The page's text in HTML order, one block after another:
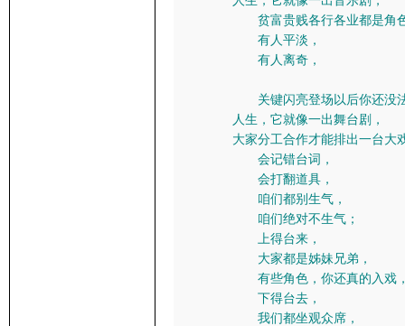
贫富贵贱各行各业都是角
有人平淡，
有人离奇，
关键闪亮登场以后你还没
人生，它就像一出舞台剧，
大家分工合作才能排出一台大
会记错台词，
会打翻道具，
咱们都别生气，
咱们绝对不生气；
上得台来，
大家都是姊妹兄弟，
有些角色，你还真的入戏
下得台去，
我们都坐观众席，